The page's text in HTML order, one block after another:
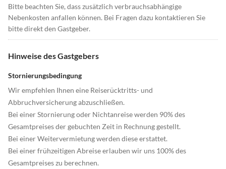
Bitte beachten Sie, dass zusätzlich verbrauchsabhängige
Nebenkosten anfallen können. Bei Fragen dazu kontaktieren Sie
bitte direkt den Gastgeber.
Hinweise des Gastgebers
Stornierungsbedingung
Wir empfehlen Ihnen eine Reiserücktritts- und
Abbruchversicherung abzuschließen.
Bei einer Stornierung oder Nichtanreise werden 90% des
Gesamtpreises der gebuchten Zeit in Rechnung gestellt.
Bei einer Weitervermietung werden diese erstattet.
Bei einer frühzeitigen Abreise erlauben wir uns 100% des
Gesamtpreises zu berechnen.